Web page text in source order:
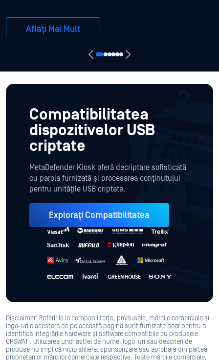
Aflați Mai Mult
Compatibilitatea
dispozitivelor USB
criptate
MetaDefender Kiosk oferă decriptare sofisticată
cu parola furnizată și procesarea conținutului
pentru unitățile USB criptate.
Explorați Compatibilitatea
Disclaimer: Referirile la companii terțe, produsele, mărcile comerciale și
logo-urile acestora de pe această pagină sunt furnizate doar pentru a
identifica integrările hardware și software compatibile cu produsele
OPSWAT . Utilizarea unor astfel de nume, logo-uri sau descrieri de
produse nu implică nicio afiliere, sponsorizare sau aprobare din partea
proprietarilor mărcilor comerciale respective. Toate mărcile comerciale,